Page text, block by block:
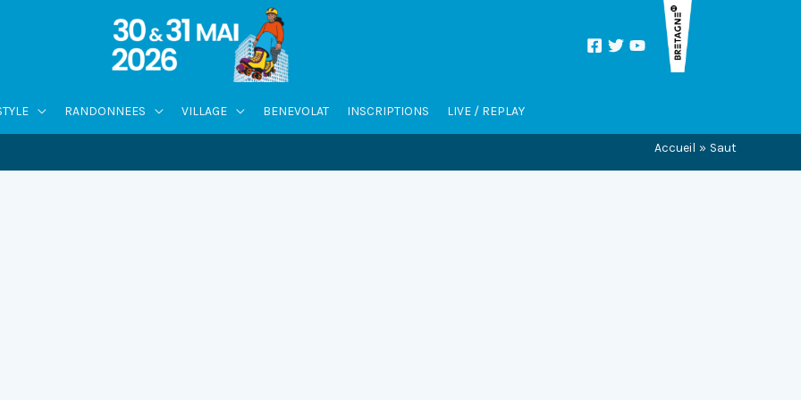
RANDONNEES VILLAGE BENEVOLAT INSCRIPTIONS LIVE / REPLAY
Accueil Saut